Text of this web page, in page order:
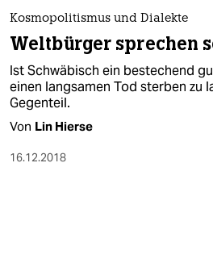
Kosmopolitismus und Dialekte
Weltbürger sprechen
Ist Schwäbisch ein bestechend
einen langsamen Tod sterben zu
Gegenteil.
Von Lin Hierse
16.12.2018